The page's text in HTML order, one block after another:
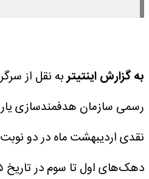
به گزارش اینتیتربه نقل از
رسمی سازمان هدفمندسازی
نقدی اردیبهشت‌ ماه در دو